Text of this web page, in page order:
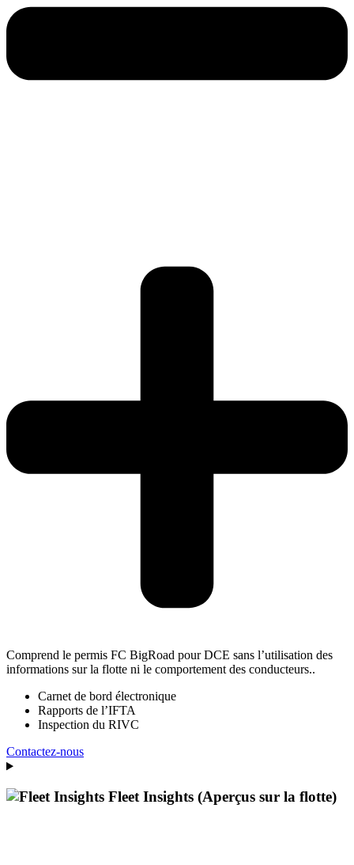
Comprend le permis FC BigRoad pour DCE sans l’utilisation des
informations sur la flotte ni le comportement des conducteurs..
Carnet de bord électronique
Rapports de l’IFTA
Inspection du RIVC
Contactez-nous
Fleet Insights (Aperçus sur la flotte)